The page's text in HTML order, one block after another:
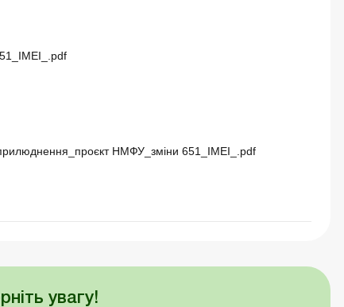
НМФУ_зміни 651_ІМЕІ_.pdf
увагу!